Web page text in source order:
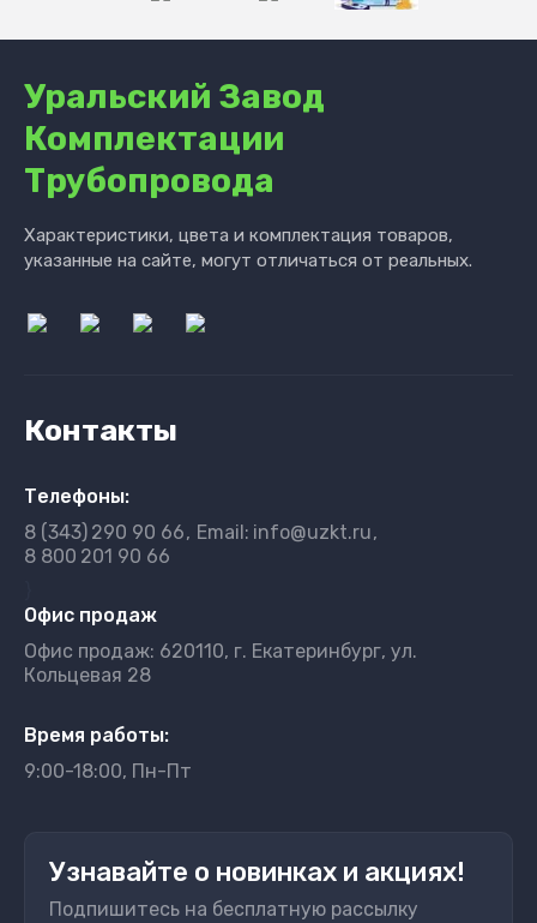
Уральский Завод
Комплектации
Трубопровода
Характеристики, цвета и комплектация товаров,
указанные на сайте, могут отличаться от реальных.
Контакты
Телефоны:
8 (343) 290 90 66 Email: info@uzkt.ru
8 800 201 90 66
Офис продаж
Офис продаж: 620110, г. Екатеринбург, ул.
Кольцевая 28
Время работы:
9:00-18:00, Пн-Пт
Узнавайте о новинках и акциях!
Подпишитесь на бесплатную рассылку